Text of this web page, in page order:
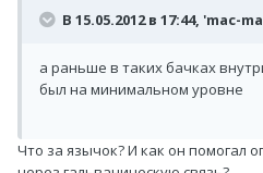
В 15.05.2012 в 17:44, 'mac-
а раньше в таких бачках
был на минимальном уровне
Что за язычок? И как он помогал